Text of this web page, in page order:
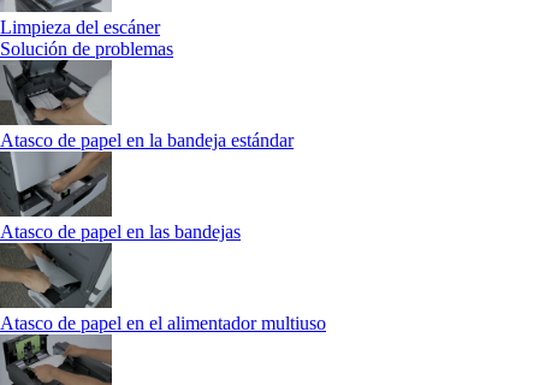
Limpieza del escáner
Solución de problemas
Atasco de papel en la bandeja estándar
Atasco de papel en las bandejas
Atasco de papel en el alimentador multiuso